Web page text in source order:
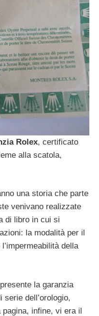
Rolex, certificato
alla scatola,
una storia che parte
venivano realizzate
di libro in cui si
la modalità per il
della
la garanzia
dell’orologio,
pagina, infine, vi era il